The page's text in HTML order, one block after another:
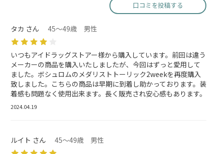
口コミを投稿する
タカ さん 45～49歳 男性
いつもアイドラッグストアー様から購入しています。前回は違う
メーカーの商品を購入いたしましたが、今回はずっと愛用して
ました。ボシュロムのメダリストトーリック2weekを再度購入
致しました。こちらの商品は早期に到着し助かっております。装
着感も問題なく使用出来ます。長く販売され安心感もあります。
2024.04.19
ルイト さん 45～49歳 男性